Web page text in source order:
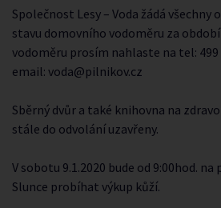
Společnost Lesy – Voda žádá
stavu domovního vodoměru za období
vodoměru prosím nahlaste na tel: 499
email: voda@pilnikov.cz
Sběrný dvůr a také knihovna na
stále do odvolání uzavřeny.
V sobotu 9.1.2020 bude od 9:00hod.
Slunce probíhat výkup kůží.